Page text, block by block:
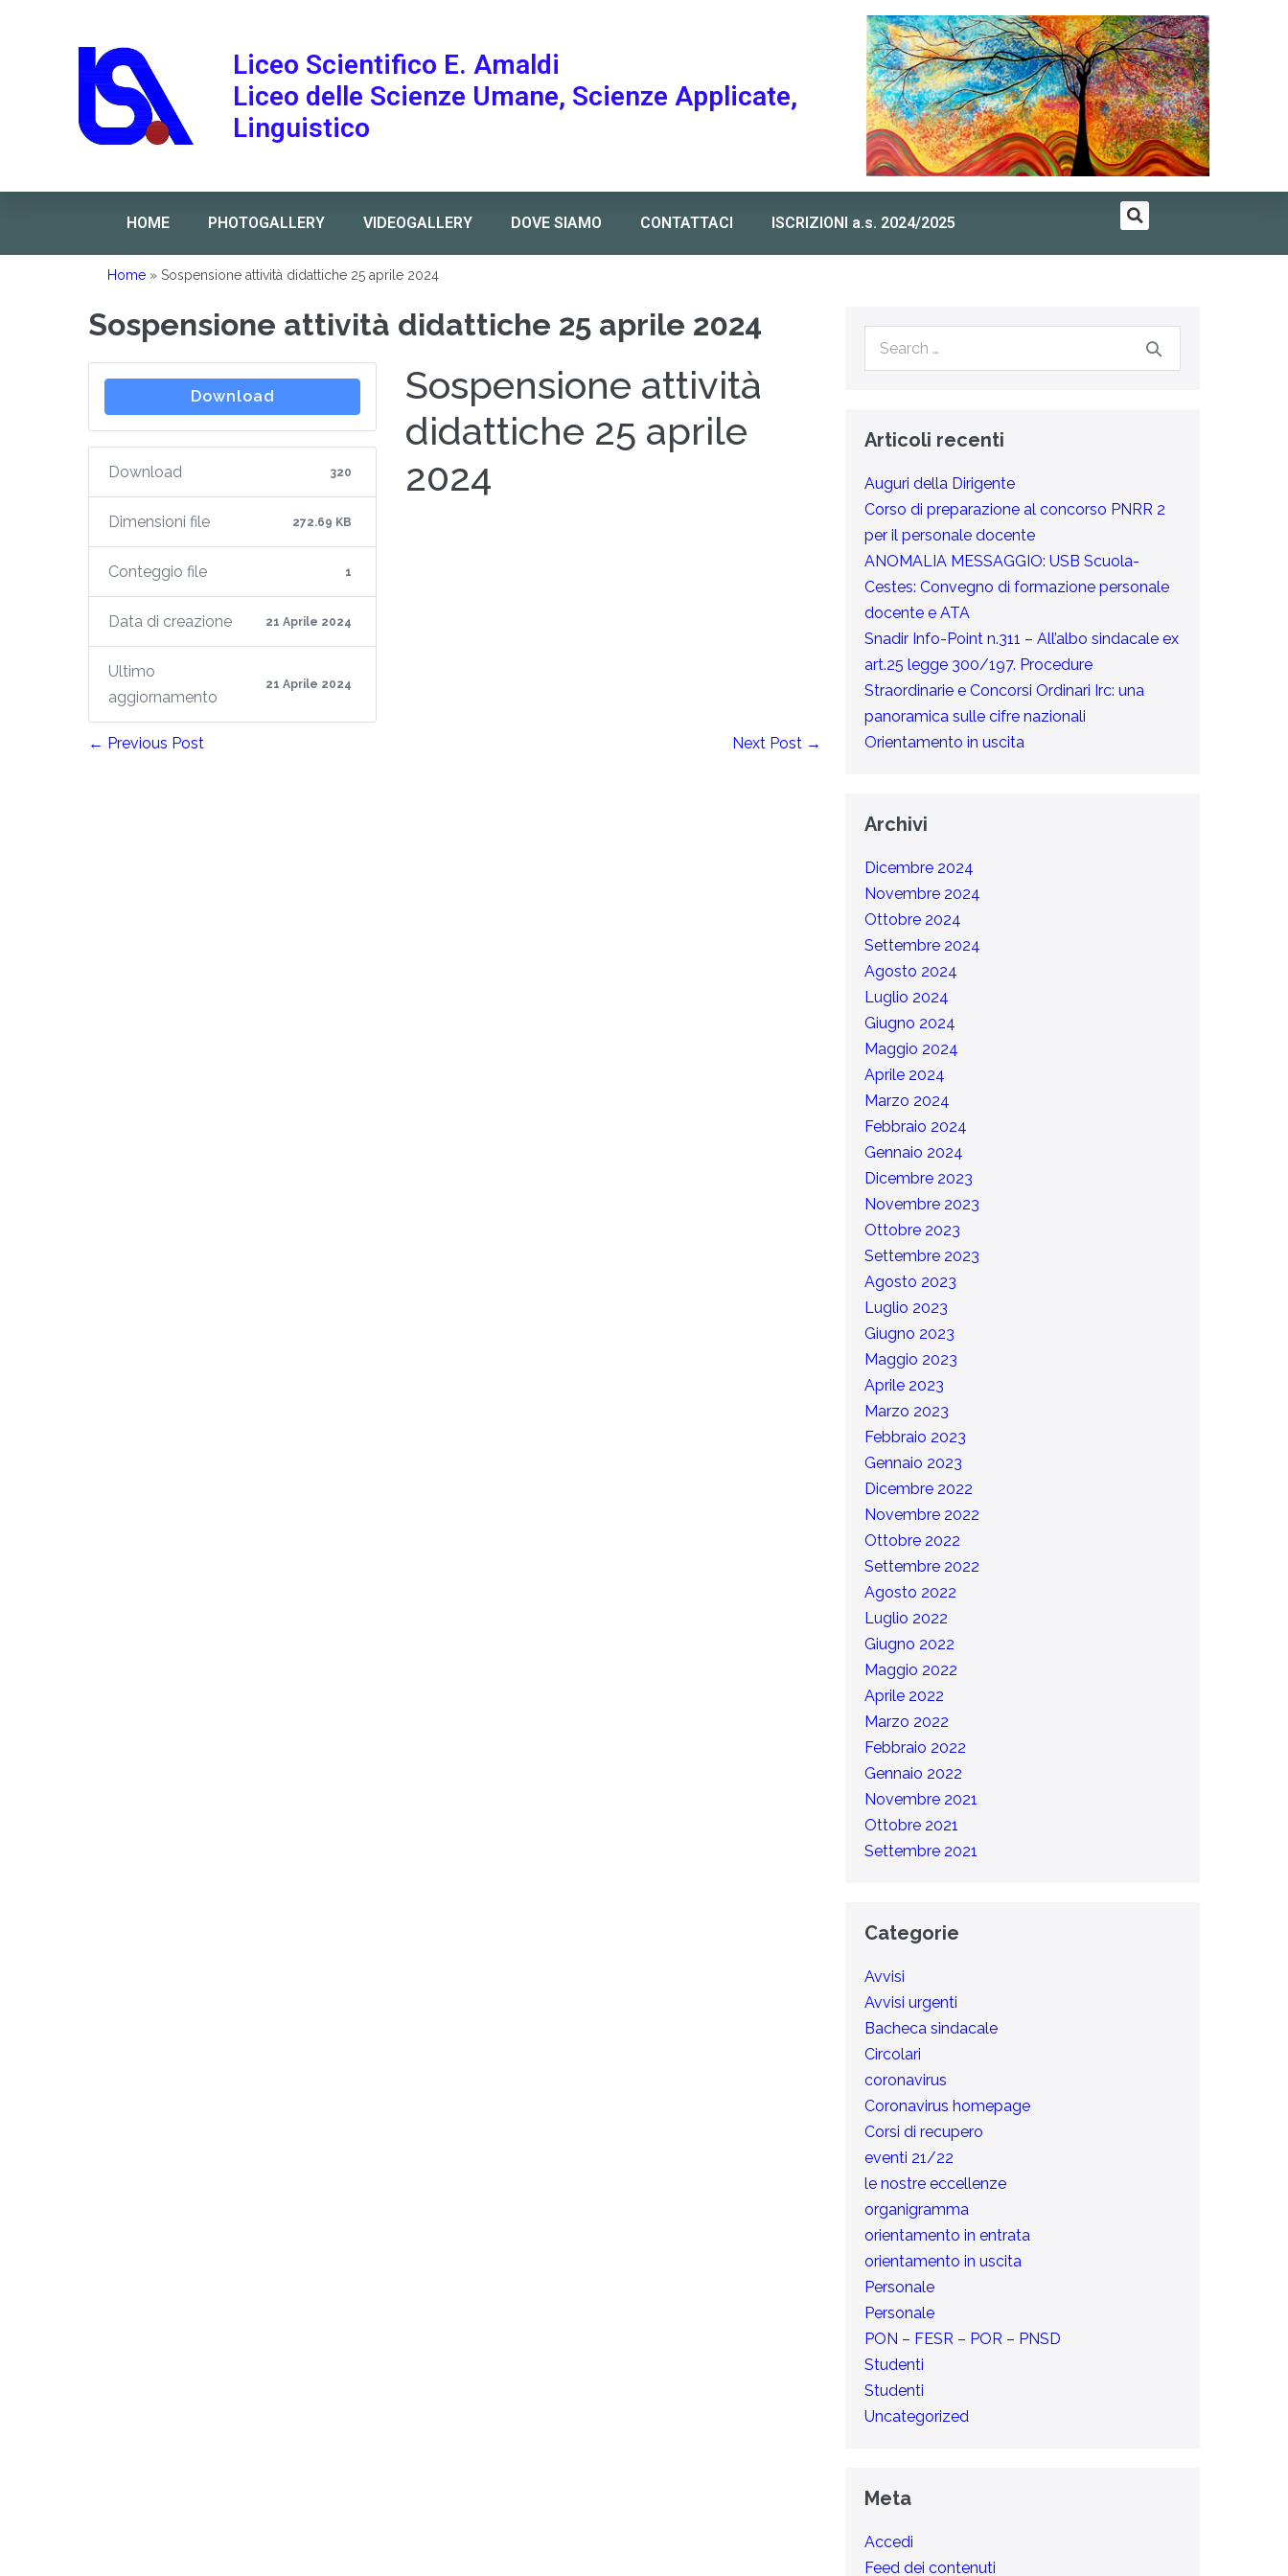
Liceo Scientifico E. Amaldi
Liceo delle Scienze Umane, Scienze Applicate,
Linguistico
HOME PHOTOGALLERY VIDEOGALLERY DOVE SIAMO CONTATTACI ISCRIZIONI a.s. 2024/2025
Home » Sospensione attività didattiche 25 aprile 2024
Sospensione attività didattiche 25 aprile 2024
Download
Download 320
Dimensioni file 272.69 KB
Conteggio file 1
Data di creazione 21 Aprile 2024
Ultimo
aggiornamento
21 Aprile 2024
Sospensione attività
didattiche 25 aprile
2024
← Previous Post Next Post →
Articoli recenti
Auguri della Dirigente
Corso di preparazione al concorso PNRR 2
per il personale docente
ANOMALIA MESSAGGIO: USB Scuola-
Cestes: Convegno di formazione personale
docente e ATA
Snadir Info-Point n.311 – All’albo sindacale ex
art.25 legge 300/197. Procedure
Straordinarie e Concorsi Ordinari Irc: una
panoramica sulle cifre nazionali
Orientamento in uscita
Archivi
Dicembre 2024
Novembre 2024
Ottobre 2024
Settembre 2024
Agosto 2024
Luglio 2024
Giugno 2024
Maggio 2024
Aprile 2024
Marzo 2024
Febbraio 2024
Gennaio 2024
Dicembre 2023
Novembre 2023
Ottobre 2023
Settembre 2023
Agosto 2023
Luglio 2023
Giugno 2023
Maggio 2023
Aprile 2023
Marzo 2023
Febbraio 2023
Gennaio 2023
Dicembre 2022
Novembre 2022
Ottobre 2022
Settembre 2022
Agosto 2022
Luglio 2022
Giugno 2022
Maggio 2022
Aprile 2022
Marzo 2022
Febbraio 2022
Gennaio 2022
Novembre 2021
Ottobre 2021
Settembre 2021
Categorie
Avvisi
Avvisi urgenti
Bacheca sindacale
Circolari
coronavirus
Coronavirus homepage
Corsi di recupero
eventi 21/22
le nostre eccellenze
organigramma
orientamento in entrata
orientamento in uscita
Personale
Personale
PON – FESR – POR – PNSD
Studenti
Studenti
Uncategorized
Meta
Accedi
Feed dei contenuti